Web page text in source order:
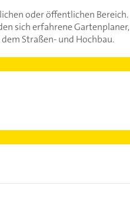
oder öffentlichen Bereich.
sich erfahrene Gartenplaner,
Straßen- und Hochbau.